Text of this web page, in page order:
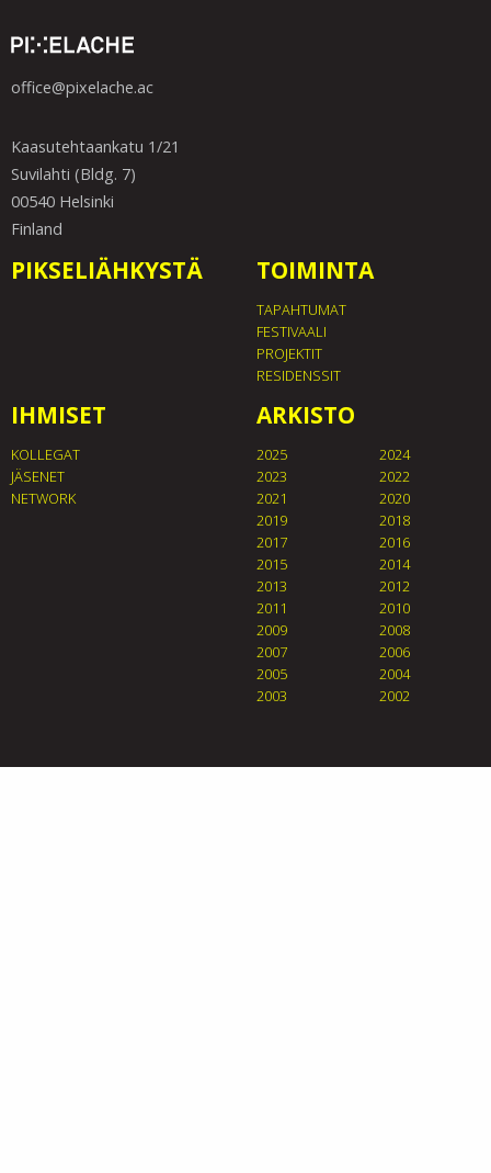
office@pixelache.ac
Kaasutehtaankatu 1/21
Suvilahti (Bldg. 7)
00540 Helsinki
Finland
PIKSELIÄHKYSTÄ TOIMINTA
TAPAHTUMAT
FESTIVAALI
PROJEKTIT
RESIDENSSIT
IHMISET
KOLLEGAT
JÄSENET
NETWORK
ARKISTO
2025
2024
2023
2022
2021
2020
2019
2018
2017
2016
2015
2014
2013
2012
2011
2010
2009
2008
2007
2006
2005
2004
2003
2002